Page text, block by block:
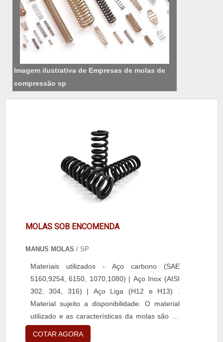
Imagem ilustrativa de Empresas de molas de
compressão sp
MOLAS SOB ENCOMENDA
MANUS MOLAS / SP
Materiais utilizados - Aço carbono (SAE
5160,9254, 6150, 1070,1080) | Aço Inox (AISI
302, 304, 316) | Aço Liga (H12 e H13) .
Material sujeito a disponibilidade. O material
utilizado e as características da molas são de
acordo com o projeto do cliente.
COTAR AGORA